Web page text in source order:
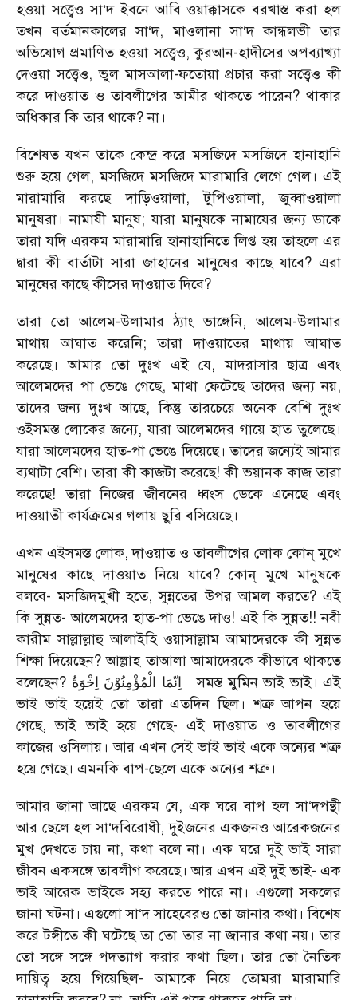
হওয়া সত্ত্বেও সা‘দ ইবনে আবি ওয়াক্কাসকে বরখাস্ত করা হল
তখন বর্তমানকালের সা‘দ, মাওলানা সা‘দ কান্ধলভী তার
অভিযোগ প্রমাণিত হওয়া সত্ত্বেও, কুরআন-হাদীসের অপব্যাখ্যা
দেওয়া সত্ত্বেও, ভুল মাসআলা-ফতোয়া প্রচার করা সত্ত্বেও কী
করে দাওয়াত ও তাবলীগের আমীর থাকতে পারেন? থাকার
অধিকার কি তার থাকে? না।
বিশেষত যখন তাকে কেন্দ্র করে মসজিদে মসজিদে হানাহানি
শুরু হয়ে গেল, মসজিদে মসজিদে মারামারি লেগে গেল। এই
মারামারি করছে দাড়িওয়ালা, টুপিওয়ালা, জুব্বাওয়ালা
মানুষরা। নামাযী মানুষ; যারা মানুষকে নামাযের জন্য ডাকে
তারা যদি এরকম মারামারি হানাহানিতে লিপ্ত হয় তাহলে এর
দ্বারা কী বার্তাটা সারা জাহানের মানুষের কাছে যাবে? এরা
মানুষের কাছে কীসের দাওয়াত দিবে?
তারা তো আলেম-উলামার ঠ্যাং ভাঙ্গেনি, আলেম-উলামার
মাথায় আঘাত করেনি; তারা দাওয়াতের মাথায় আঘাত
করেছে। আমার তো দুঃখ এই যে, মাদরাসার ছাত্র এবং
আলেমদের পা ভেঙে গেছে, মাথা ফেটেছে তাদের জন্য নয়,
তাদের জন্য দুঃখ আছে, কিন্তু তারচেয়ে অনেক বেশি দুঃখ
ওইসমস্ত লোকের জন্যে, যারা আলেমদের গায়ে হাত তুলেছে।
যারা আলেমদের হাত-পা ভেঙে দিয়েছে। তাদের জন্যেই আমার
ব্যথাটা বেশি। তারা কী কাজটা করেছে! কী ভয়ানক কাজ তারা
করেছে! তারা নিজের জীবনের ধ্বংস ডেকে এনেছে এবং
দাওয়াতী কার্যক্রমের গলায় ছুরি বসিয়েছে।
এখন এইসমস্ত লোক, দাওয়াত ও তাবলীগের লোক কোন্ মুখে
মানুষের কাছে দাওয়াত নিয়ে যাবে? কোন্ মুখে মানুষকে
বলবে- মসজিদমুখী হতে, সুন্নতের উপর আমল করতে? এই
কি সুন্নত- আলেমদের হাত-পা ভেঙে দাও! এই কি সুন্নত!! নবী
কারীম সাল্লাল্লাহু আলাইহি ওয়াসাল্লাম আমাদেরকে কী সুন্নত
শিক্ষা দিয়েছেন? আল্লাহ তাআলা আমাদেরকে কীভাবে থাকতে
বলেছেন? اِنّمَا الْمُؤْمِنُوْنَ اِخْوَةٌ সমস্ত মুমিন ভাই ভাই। এই
ভাই ভাই হয়েই তো তারা এতদিন ছিল। শত্রু আপন হয়ে
গেছে, ভাই ভাই হয়ে গেছে- এই দাওয়াত ও তাবলীগের
কাজের ওসিলায়। আর এখন সেই ভাই ভাই একে অন্যের শত্রু
হয়ে গেছে। এমনকি বাপ-ছেলে একে অন্যের শত্রু।
আমার জানা আছে এরকম যে, এক ঘরে বাপ হল সা‘দপন্থী
আর ছেলে হল সা‘দবিরোধী, দুইজনের একজনও আরেকজনের
মুখ দেখতে চায় না, কথা বলে না। এক ঘরে দুই ভাই সারা
জীবন একসঙ্গে তাবলীগ করেছে। আর এখন এই দুই ভাই- এক
ভাই আরেক ভাইকে সহ্য করতে পারে না। এগুলো সকলের
জানা ঘটনা। এগুলো সা‘দ সাহেবেরও তো জানার কথা। বিশেষ
করে টঙ্গীতে কী ঘটেছে তা তো তার না জানার কথা নয়। তার
তো সঙ্গে সঙ্গে পদত্যাগ করার কথা ছিল। তার তো নৈতিক
দায়িত্ব হয়ে গিয়েছিল- আমাকে নিয়ে তোমরা মারামারি